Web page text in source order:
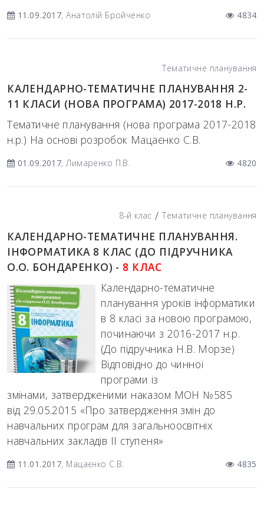
11.09.2017, Анатолій Бройченко 4834
Тематичне планування
КАЛЕНДАРНО-ТЕМАТИЧНЕ ПЛАНУВАННЯ 2-
11 КЛАСИ (НОВА ПРОГРАМА) 2017-2018 Н.Р.
Тематичне планування (нова програма 2017-2018
н.р.) На основі розробок Мацаєнко С.В.
01.09.2017, Лимаренко П.В. 4820
8-й клас / Тематичне планування
КАЛЕНДАРНО-ТЕМАТИЧНЕ ПЛАНУВАННЯ.
ІНФОРМАТИКА 8 КЛАС (ДО ПІДРУЧНИКА
О.О. БОНДАРЕНКО) - 8 КЛАС
Календарно-тематичне
планування уроків інформатики
в 8 класі за новою програмою,
починаючи з 2016-2017 н.р.
(До підручника Н.В. Морзе)
Відповідно до чинної
програми із
змінами, затвердженими наказом МОН №585
від 29.05.2015 «Про затвердження змін до
навчальних програм для загальноосвітніх
навчальних закладів ІІ ступеня»
11.01.2017, Мацаєнко С.В. 4835